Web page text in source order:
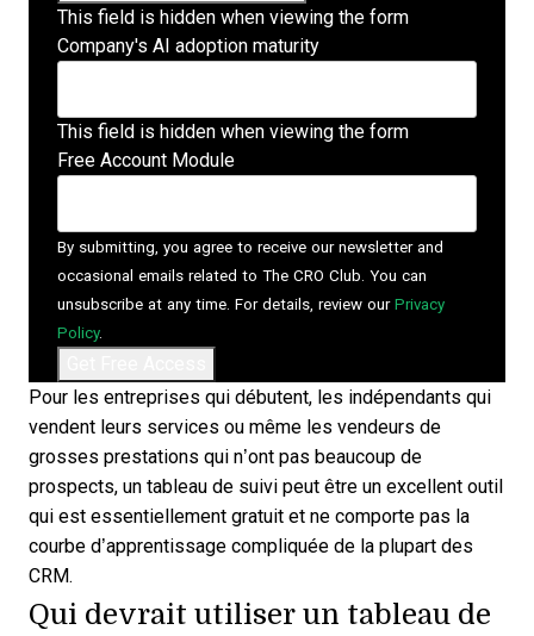
This field is hidden when viewing the form
Company's AI adoption maturity
This field is hidden when viewing the form
Free Account Module
By submitting, you agree to receive our newsletter and
occasional emails related to The CRO Club. You can
unsubscribe at any time. For details, review our Privacy
Policy.
Pour les entreprises qui débutent, les indépendants qui
vendent leurs services ou même les vendeurs de
grosses prestations qui n’ont pas beaucoup de
prospects, un tableau de suivi peut être un excellent outil
qui est essentiellement gratuit et ne comporte pas la
courbe d’apprentissage compliquée de la plupart des
CRM.
Qui devrait utiliser un tableau de